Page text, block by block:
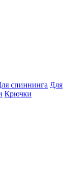
спиннинга Для
Крючки